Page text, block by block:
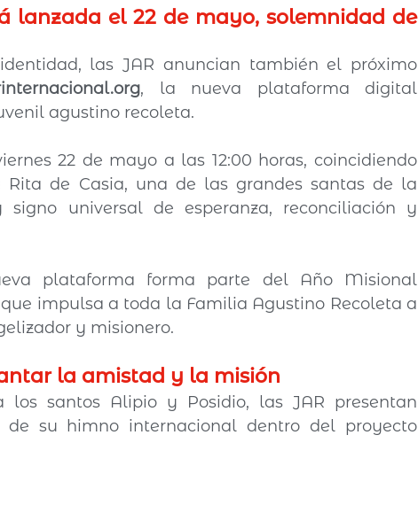
lanzada el 22 de mayo, solemnidad de
las JAR anuncian también el próximo
, la nueva plataforma digital
agustino recoleta.
22 de mayo a las 12:00 horas, coincidiendo
de Casia, una de las grandes santas de la
universal de esperanza, reconciliación y
plataforma forma parte del Año Misional
impulsa a toda la Familia Agustino Recoleta a
y misionero.
la amistad y la misión
los santos Alipio y Posidio, las JAR presentan